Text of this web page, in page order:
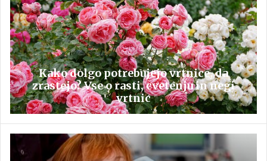
Kako dolgo potrebujejo vrtnice, da
zrastejo? Vse o rasti, cvetenju in negi
vrtnic